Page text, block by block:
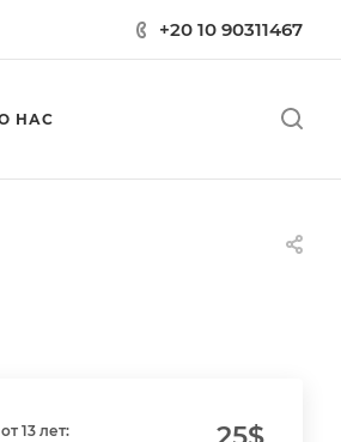
+20 10 90311467
НАС
13 лет: